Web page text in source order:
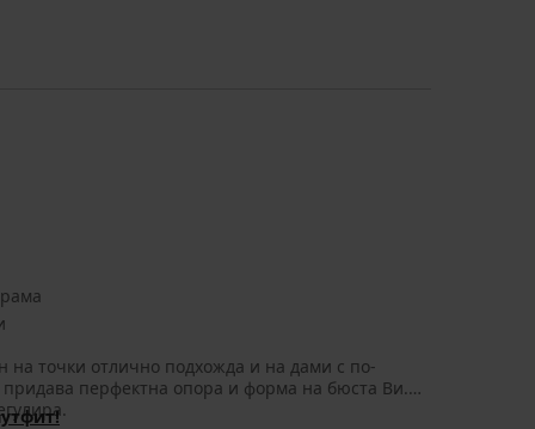
на точки отлично подхожда и на дами с по-
перфектна опора и форма на бюста Ви.